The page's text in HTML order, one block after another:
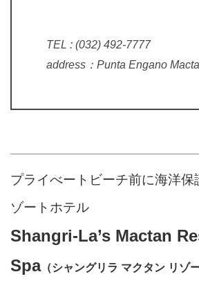
TEL : (032) 492-7777
address：Punta Engano
プライべートビーチ前に海洋保
ゾートホテル
Shangri-La’s Mactan
Spa（シャングリラ マクタン リゾ